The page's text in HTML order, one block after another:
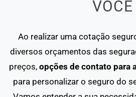
VOCÊ
Ao realizar uma cotação
diversos orçamentos das
preços, opções de contato para
para personalizar o seguro do